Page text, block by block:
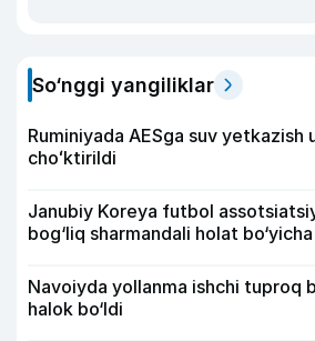
So‘nggi yangiliklar
Ruminiyada AESga suv yetkazish
choʻktirildi
Janubiy Koreya futbol
bog‘liq sharmandali holat
Navoiyda yollanma ishchi tuproq
halok bo‘ldi